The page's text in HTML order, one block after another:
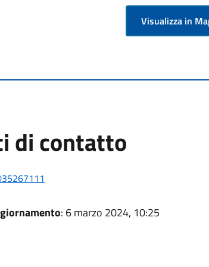
Visualizza in
di contatto
: 6 marzo 2024, 10:25